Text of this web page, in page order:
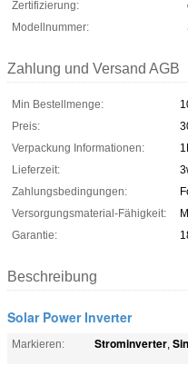
Zertifizierung:
Modellnummer:
Zahlung und Versand AGB
Min Bestellmenge:
Preis:
Verpackung Informationen:
Lieferzeit:
Zahlungsbedingungen:
Versorgungsmaterial-Fähigkeit:
Garantie:
Beschreibung
Solar Power Inverter
Markieren: Strominverter,